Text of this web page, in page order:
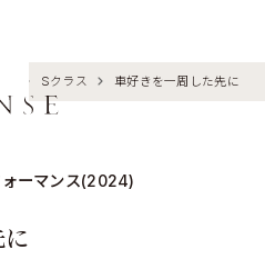
Sクラス 車好きを一周した先に
ーマンス(2024)